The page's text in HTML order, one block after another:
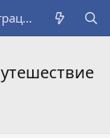
Регистрация